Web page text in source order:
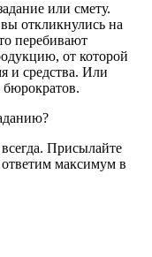
или смету.
откликнулись на
перебивают
от которой
и средства. Или
Присылайте
максимум в